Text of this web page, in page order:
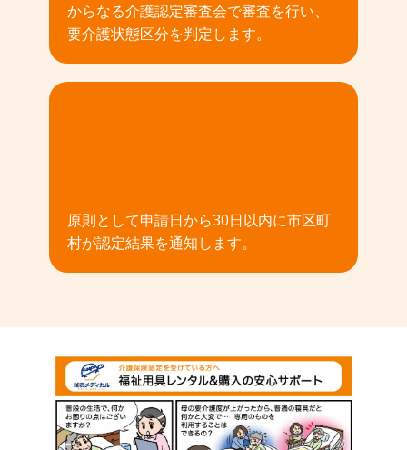
からなる介護認定審査会で審査を行い、
要介護状態区分を判定します。
原則として申請日から30日以内に市区町
村が認定結果を通知します。